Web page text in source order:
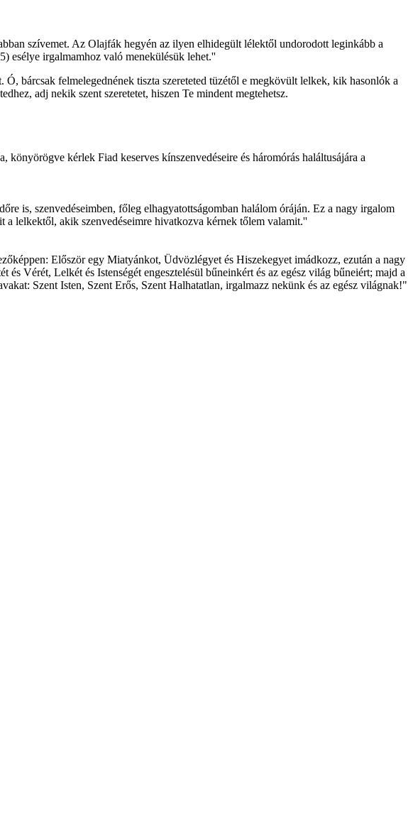
szívemet. Az Olajfák hegyén az ilyen elhidegült lélektől undorodott leginkább a
esélye irgalmamhoz való menekülésük lehet.''
bárcsak felmelegednének tiszta szereteted tüzétől e megkövült lelkek, kik hasonlók a
adj nekik szent szeretetet, hiszen Te mindent megtehetsz.
kérlek Fiad keserves kínszenvedéseire és háromórás haláltusájára a
is, szenvedéseimben, főleg elhagyatottságomban halálom óráján. Ez a nagy irgalom
a lelkektől, akik szenvedéseimre hivatkozva kérnek tőlem valamit.''
Először egy Miatyánkot, Üdvözlégyet és Hiszekegyet imádkozz, ezután a nagy
Vérét, Lelkét és Istenségét engesztelésül bűneinkért és az egész világ bűneiért; majd a
Szent Isten, Szent Erős, Szent Halhatatlan, irgalmazz nekünk és az egész világnak!"